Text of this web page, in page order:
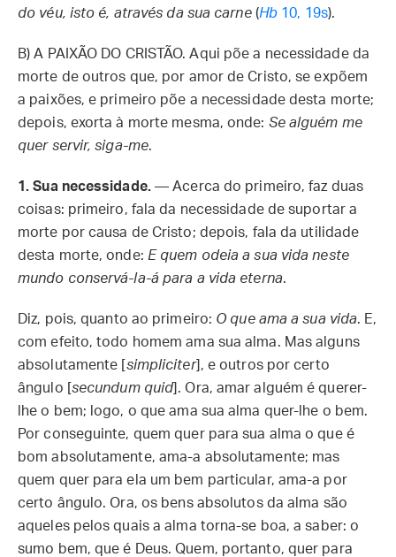
do véu, isto é, através da sua carne(Hb 10, 19s).
B)A PAIXÃO DO CRISTÃO. Aqui põe a necessidade da
morte de outros que, por amor de Cristo, se expõem
a paixões, e primeiro põe a necessidade desta morte;
depois, exorta à morte mesma, onde: Se alguém me
quer servir, siga-me.
1. Sua necessidade.— Acerca do primeiro, faz duas
coisas: primeiro, fala da necessidade de suportar a
morte por causa de Cristo; depois, fala da utilidade
desta morte, onde: E quem odeia a sua vida neste
mundo conservá-la-á para a vida eterna.
Diz, pois, quanto ao primeiro: O que ama a sua vida. E,
com efeito, todo homem ama sua alma. Mas alguns
absolutamente [ simpliciter], e outros por certo
ângulo [ secundum quid ]. Ora, amar alguém é querer-
lhe o bem; logo, o que ama sua alma quer-lhe o bem.
Por conseguinte, quem quer para sua alma o que é
bom absolutamente, ama-a absolutamente; mas
quem quer para ela um bem particular, ama-a por
certo ângulo. Ora, os bens absolutos da alma são
aqueles pelos quais a alma torna-se boa, a saber: o
sumo bem, que é Deus. Quem, portanto, quer para